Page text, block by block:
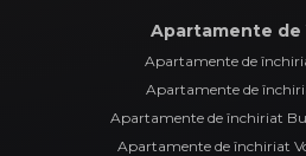
Apartamente
Apartamente de
Apartamente de
Apartamente de închiriat
Apartamente de închiriat